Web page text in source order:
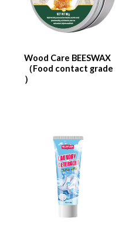
Wood Care BEESWAX
（Food contact grade
）